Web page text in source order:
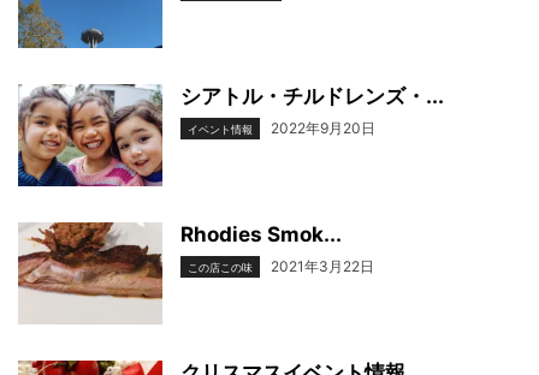
シアトル・チルドレンズ・...
イベント情報 2022年9月20日
Rhodies Smok...
この店この味 2021年3月22日